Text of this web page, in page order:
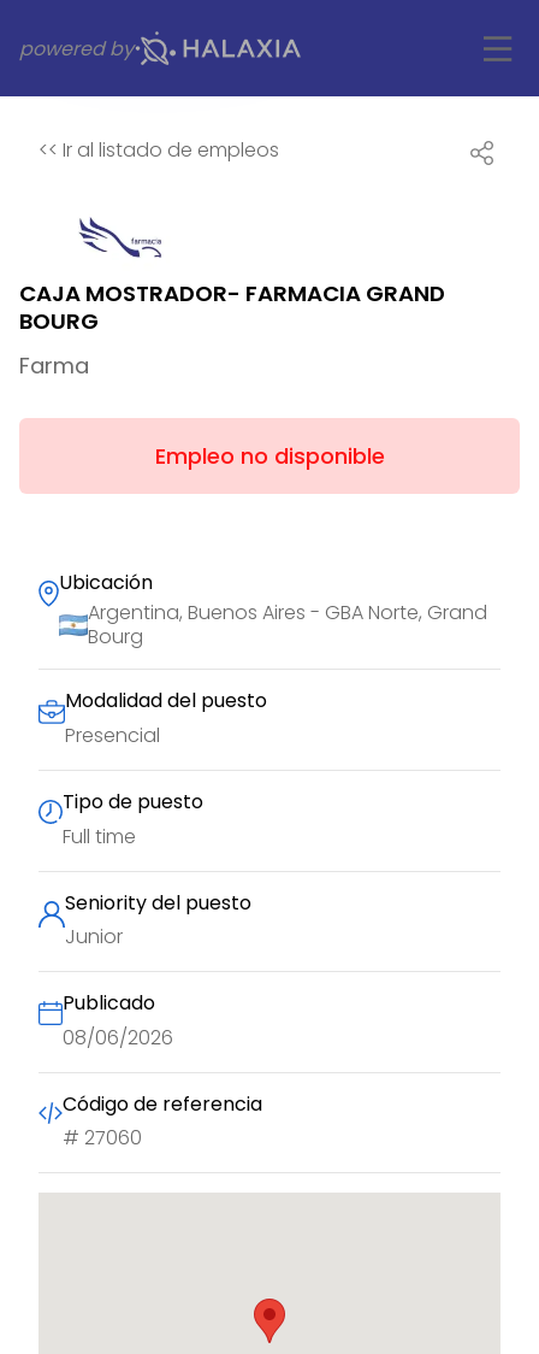
powered by
<< Ir al listado de empleos
CAJA MOSTRADOR- FARMACIA GRAND
BOURG
Farma
Empleo no disponible
Ubicación
Argentina, Buenos Aires - GBA Norte, Grand
Bourg
Modalidad del puesto
Presencial
Tipo de puesto
Full time
Seniority del puesto
Junior
Publicado
08/06/2026
Código de referencia
# 27060